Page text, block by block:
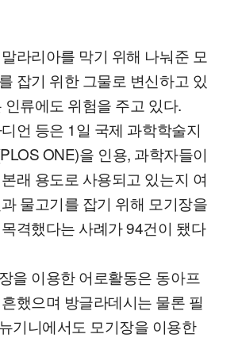
라리아를 막기 위해 나눠준 모
잡기 위한 그물로 변신하고 있
류에도 위험을 주고 있다.
언 등은 1일 국제 과학학술지
ONE)을 인용, 과학자들이
래 용도로 사용되고 있는지 여
물고기를 잡기 위해 모기장을
격했다는 사례가 94건이 됐다
을 이용한 어로활동은 동아프
했으며 방글라데시는 물론 필
기니에서도 모기장을 이용한